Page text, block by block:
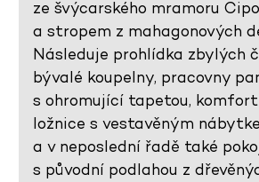
ze švýcarského mramoru
a stropem z mahagonových
Následuje prohlídka zbylých
bývalé koupelny, pracovny
s ohromující tapetou,
ložnice s vestavěným
a v neposlední řadě také
s původní podlahou z